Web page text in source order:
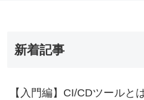
新着記事
【入門編】CI/CDツールと